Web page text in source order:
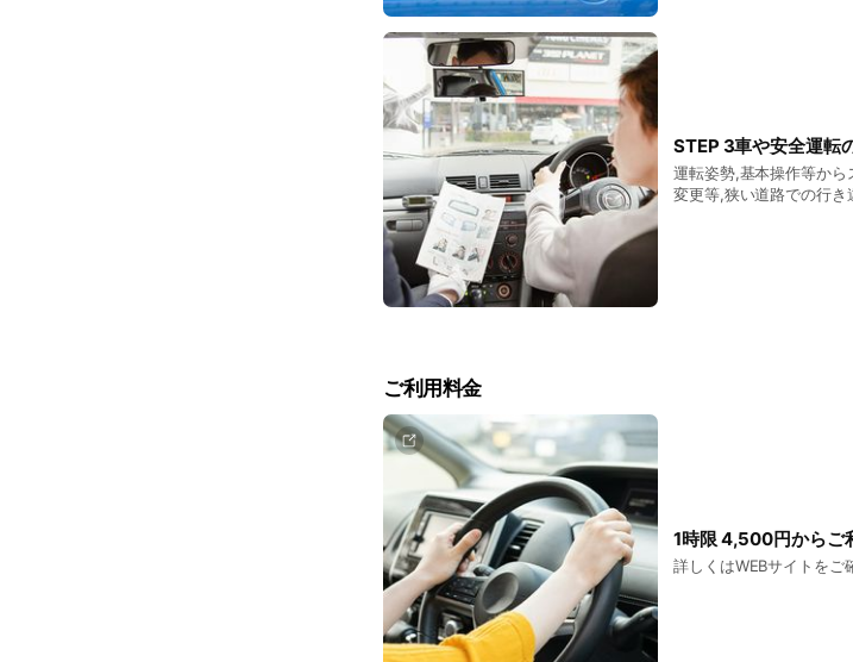
STEP 3車や安全運転
運転姿勢,基本操作等か
変更等,狭い道路での行き
ご利用料金
1時限 4,500円からご
詳しくはWEBサイトをご